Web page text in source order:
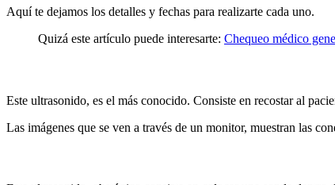
Aquí te dejamos los detalles y fechas para realizarte cada uno.
Quizá este artículo puede interesarte: Chequeo médico
Este ultrasonido, es el más conocido. Consiste en recostar al
Las imágenes que se ven a través de un monitor, muestran las